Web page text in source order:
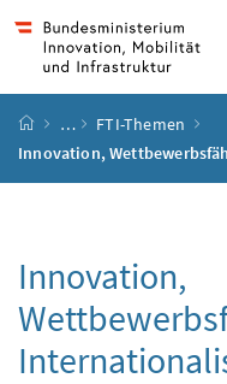
Startseite
…
FTI-Themen
Innovation,
Innovation,